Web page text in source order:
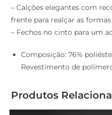
– Calções elegantes com
frente para realçar as
– Fechos no cinto para um
Composição: 76%
Revestimento de
Produtos